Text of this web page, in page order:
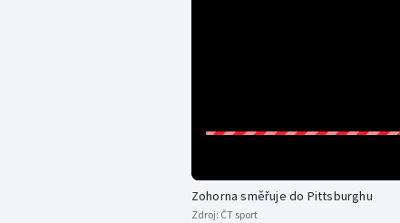
Zohorna směřuje do Pittsburghu
Zdroj: ČT sport